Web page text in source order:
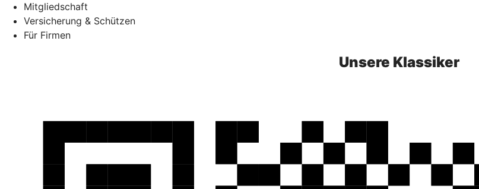
Mitgliedschaft
Versicherung & Schützen
Für Firmen
Unsere Klassiker